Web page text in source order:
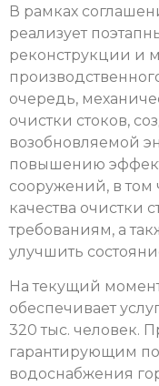
В рамках
реализует
реконструкции и
очередь,
очистки стоков,
возобновляемой
повышению
сооружений, в том
качества очистки
требованиям, а
улучшить
На текущий
обеспечивает
320 тыс. человек.
гарантирующим
водоснабжения